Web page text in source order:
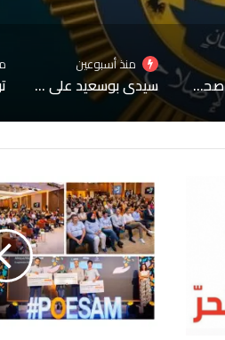
منذ أسبوعين
سيدي بوسعيد على قائمة التراث العالمي لليونسكو
منذ أسبوعين